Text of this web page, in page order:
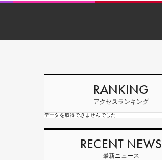
RANKING
アクセスランキング
データを取得できませんでした
RECENT NEWS
最新ニュース